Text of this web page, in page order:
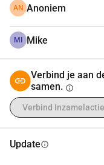
AN Anoniem
MI Mike
Verbind je aan
samen. info
Verbind Inzamelactie
Updateinfo